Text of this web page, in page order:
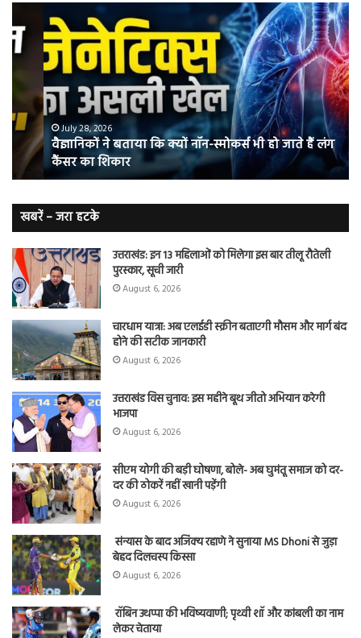
ने
बताया
नॉन-
स्मोकर्स
भी
हैं
कैंसर का
शिकार
July 28, 2026
वैज्ञानिकों ने बताया कि क्यों नॉन-स्मोकर्स भी हो जाते हैं लंग
कैंसर का शिकार
में
की
खबरें – जरा हटके
उत्तराखंड: इन 13 महिलाओं को मिलेगा इस बार तीलू रौतेली
पुरस्कार, सूची जारी
August 6, 2026
चारधाम यात्रा: अब एलईडी स्क्रीन बताएगी मौसम और मार्ग बंद
होने की सटीक जानकारी
August 6, 2026
उत्तराखंड विस चुनाव: इस महीने बूथ जीतो अभियान करेगी
भाजपा
August 6, 2026
सीएम योगी की बड़ी घोषणा, बोले- अब घुमंतू समाज को दर-
दर की ठोकरें नहीं खानी पड़ेंगी
August 6, 2026
संन्यास के बाद अजिंक्‍य रहाणे ने सुनाया MS Dhoni से जुड़ा
बेहद दिलचस्प किस्सा
August 6, 2026
रॉबिन उथप्पा की भविष्यवाणी; पृथ्वी शॉ और कांबली का नाम
लेकर चेताया